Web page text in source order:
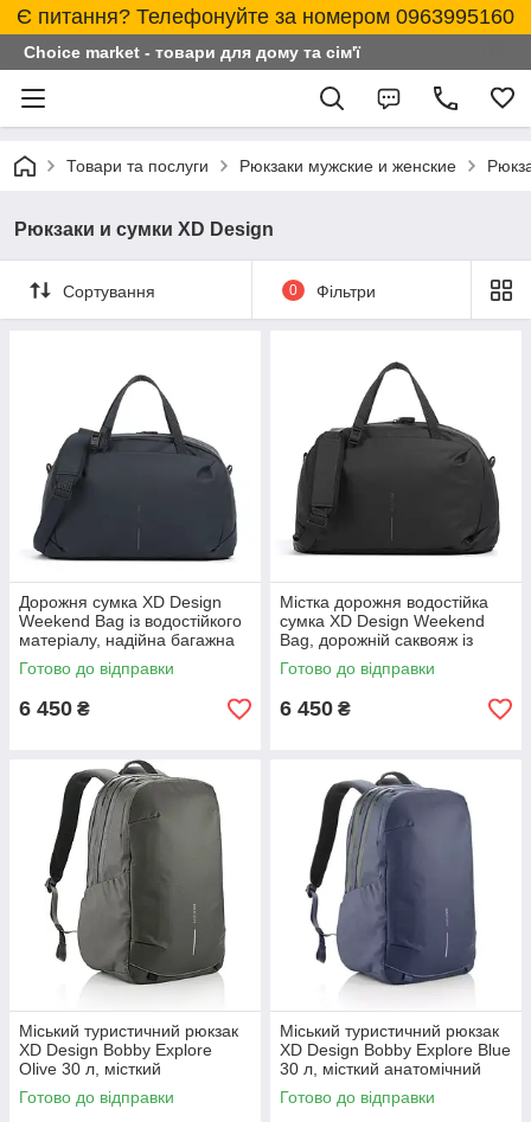
Є питання? Телефонуйте за номером 0963995160
Choice market - товари для дому та сім'ї
Товари та послуги Рюкзаки мужские и женские
Рюкзаки и сумки XD Design
Сортування 0 Фільтри
Дорожня сумка XD Design
Weekend Bag із водостійкого
матеріалу, надійна багажна
сумка, синій колір
Готово до відправки
6 450 ₴
Містка дорожня водостійка
сумка XD Design Weekend
Bag, дорожній саквояж із
захистом від вологи, чорний
Готово до відправки
6 450 ₴
Міський туристичний рюкзак
XD Design Bobby Explore
Olive 30 л, місткий
анатомічний наплічник,
оливковий (P705.917)
Готово до відправки
Міський туристичний рюкзак
XD Design Bobby Explore Blue
30 л, місткий анатомічний
наплічник, синій (P705.915)
Готово до відправки